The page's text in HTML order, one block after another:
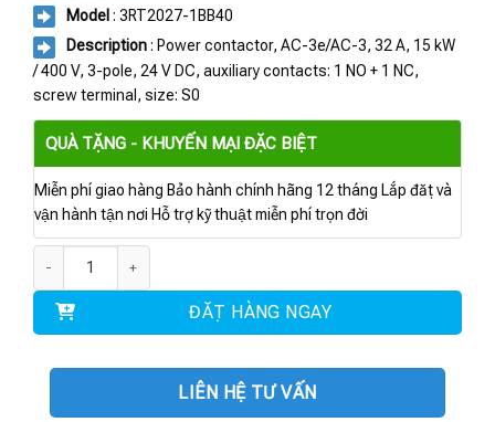
Model : 3RT2027-1BB40
Description: Power contactor, AC-3e/AC-3, 32 A, 15 kW
/ 400 V, 3-pole, 24 V DC, auxiliary contacts: 1 NO + 1 NC,
screw terminal, size: S0
QUÀ TẶNG - KHUYẾN MẠI ĐẶC BIỆT
Miễn phí giao hàng Bảo hành chính hãng 12 tháng Lắp đặt và
vận hành tận nơi Hỗ trợ kỹ thuật miễn phí trọn đời
ĐẶT HÀNG NGAY
LIÊN HỆ TƯ VẤN